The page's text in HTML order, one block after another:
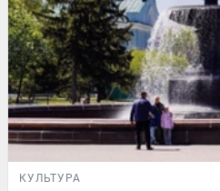
КУЛЬТУРА